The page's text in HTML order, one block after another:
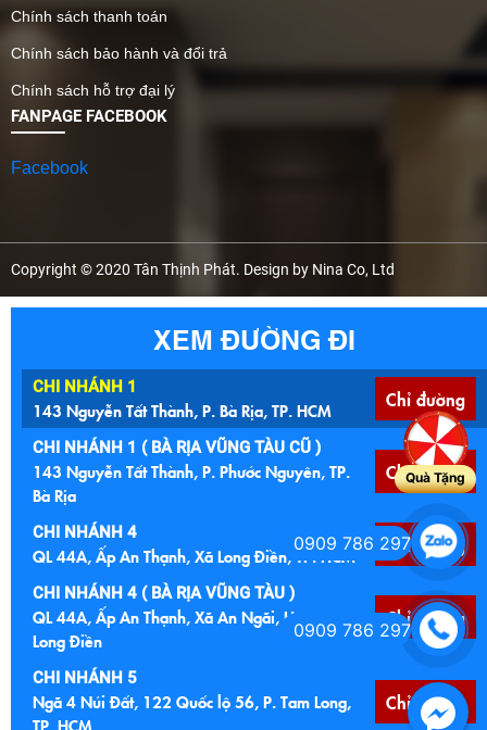
Chính sách thanh toán
Chính sách bảo hành và đổi trả
Chính sách hỗ trợ đại lý
FANPAGE FACEBOOK
Facebook
Copyright © 2020 Tân Thịnh Phát. Design by Nina Co, Ltd
XEM ĐƯỜNG ĐI
CHI NHÁNH 1
143 Nguyễn Tất Thành, P. Bà Rịa, TP. HCM Chỉ đường
CHI NHÁNH 1 ( BÀ RỊA VŨNG TÀU CŨ )
143 Nguyễn Tất Thành, P. Phước Nguyên, TP.
Bà Rịa
Chỉ đường
CHI NHÁNH 4
QL 44A, Ấp An Thạnh, Xã Long Điền, TP. HCM Chỉ đường
CHI NHÁNH 4 ( BÀ RỊA VŨNG TÀU )
QL 44A, Ấp An Thạnh, Xã An Ngãi, Huyện
Long Điền
Chỉ đường
CHI NHÁNH 5
Ngã 4 Núi Đất, 122 Quốc lộ 56, P. Tam Long,
TP. HCM
Chỉ đường
Quà Tặng
0909 786 297
0909 786 297